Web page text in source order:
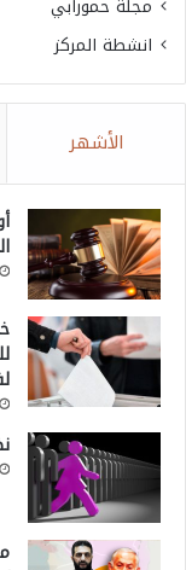
مجلة حمورابي
انشطة المركز
الأشهر